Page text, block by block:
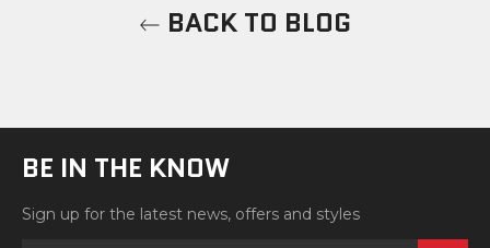
BACK TO BLOG
BE IN THE KNOW
Sign up for the latest news, offers and styles